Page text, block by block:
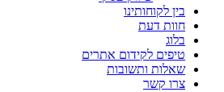
בין לקוחותינו
חוות דעת
בלוג
טיפים לקידום אתרים
שאלות ותשובות
צרו קשר